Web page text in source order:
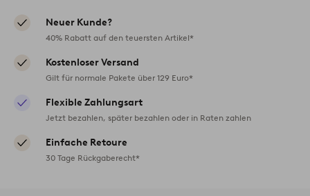
Neuer Kunde?
40% Rabatt auf den teuersten Artikel*
Kostenloser Versand
Gilt für normale Pakete über 129 Euro*
Flexible Zahlungsart
Jetzt bezahlen, später bezahlen oder in Raten zahlen
Einfache Retoure
30 Tage Rückgaberecht*